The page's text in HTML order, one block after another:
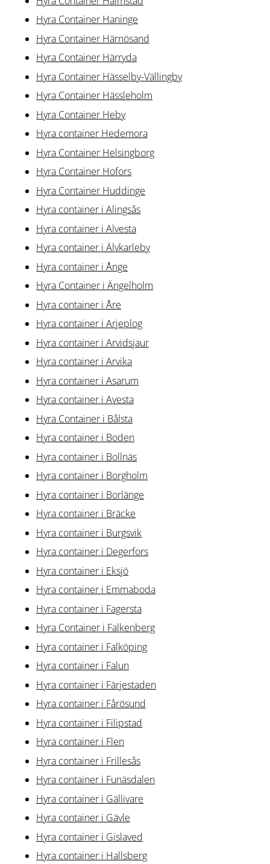
Hyra Container Haninge
Hyra Container Härnösand
Hyra Container Härryda
Hyra Container Hässelby-Vällingby
Hyra Container Hässleholm
Hyra Container Heby
Hyra container Hedemora
Hyra Container Helsingborg
Hyra Container Hofors
Hyra Container Huddinge
Hyra container i Alingsås
Hyra container i Alvesta
Hyra container i Älvkarleby
Hyra container i Ånge
Hyra Container i Ängelholm
Hyra container i Åre
Hyra container i Arjeplog
Hyra container i Arvidsjaur
Hyra container i Arvika
Hyra container i Asarum
Hyra container i Avesta
Hyra Container i Bålsta
Hyra container i Boden
Hyra container i Bollnäs
Hyra container i Borgholm
Hyra container i Borlänge
Hyra container i Bräcke
Hyra container i Burgsvik
Hyra container i Degerfors
Hyra container i Eksjö
Hyra container i Emmaboda
Hyra container i Fagersta
Hyra Container i Falkenberg
Hyra container i Falköping
Hyra container i Falun
Hyra container i Färjestaden
Hyra container i Fårösund
Hyra container i Filipstad
Hyra container i Flen
Hyra container i Frillesås
Hyra container i Funäsdalen
Hyra container i Gällivare
Hyra container i Gävle
Hyra container i Gislaved
Hyra container i Hallsberg